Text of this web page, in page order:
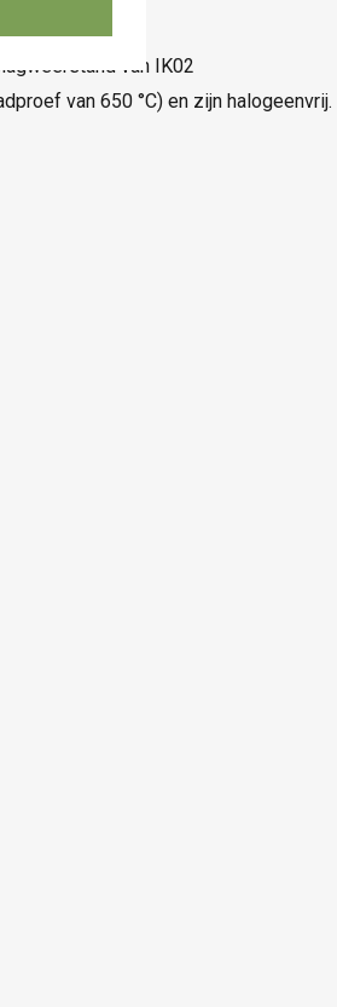
van IK02
van 650 °C) en zijn halogeenvrij.